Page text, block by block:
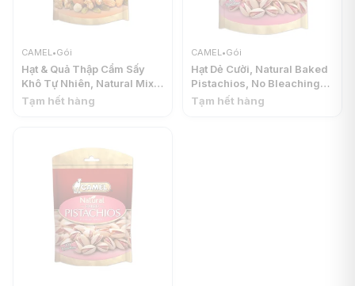
CAMEL•Gói
Hạt & Quả Thập Cẩm Sấy
Khô Tự Nhiên, Natural Mix,
Fruits & Nutty (150g) -
Tạm hết hàng
CAMEL•Gói
Hạt Dẻ Cười, Natural Baked
Pistachios, No Bleaching
(400g) - CAMEL
Tạm hết hàng